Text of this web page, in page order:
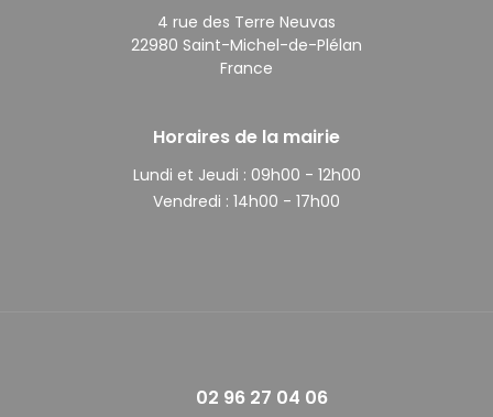
4 rue des Terre Neuvas
22980 Saint-Michel-de-Plélan
France
Horaires de la mairie
Lundi et Jeudi : 09h00 - 12h00
Vendredi : 14h00 - 17h00
02 96 27 04 06